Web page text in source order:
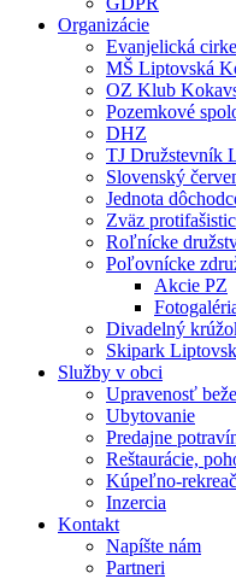
Organizácie
Evanjelická
MŠ Liptovská
OZ Klub
Pozemkové
DHZ
TJ Družstevník
Slovenský
Jednota
Zväz
Roľnícke
Poľovnícke
Akcie PZ
Divadelný
Skipark
Služby v obci
Upravenosť
Ubytovanie
Predajne
Reštaurácie,
Kúpeľno-
Inzercia
Kontakt
Napíšte nám
Partneri